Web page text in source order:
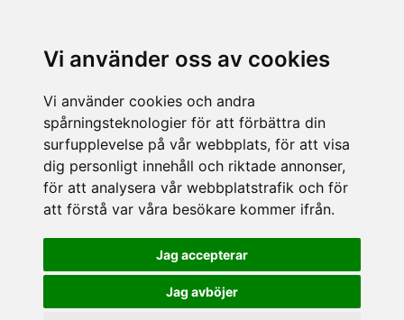
Vi använder oss av cookies
Vi använder cookies och andra
spårningsteknologier för att förbättra din
surfupplevelse på vår webbplats, för att visa
dig personligt innehåll och riktade annonser,
för att analysera vår webbplatstrafik och för
att förstå var våra besökare kommer ifrån.
Jag accepterar
Jag avböjer